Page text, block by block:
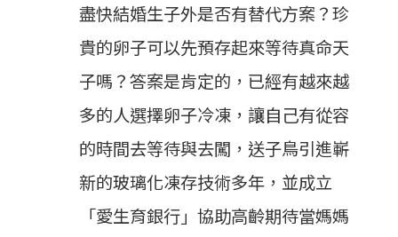
盡快結婚生子外是否有替代方案？珍
貴的卵子可以先預存起來等待真命天
子嗎？答案是肯定的，已經有越來越
多的人選擇卵子冷凍，讓自己有從容
的時間去等待與去闖，送子鳥引進嶄
新的玻璃化凍存技術多年，並成立
「愛生育銀行」協助高齡期待當媽媽